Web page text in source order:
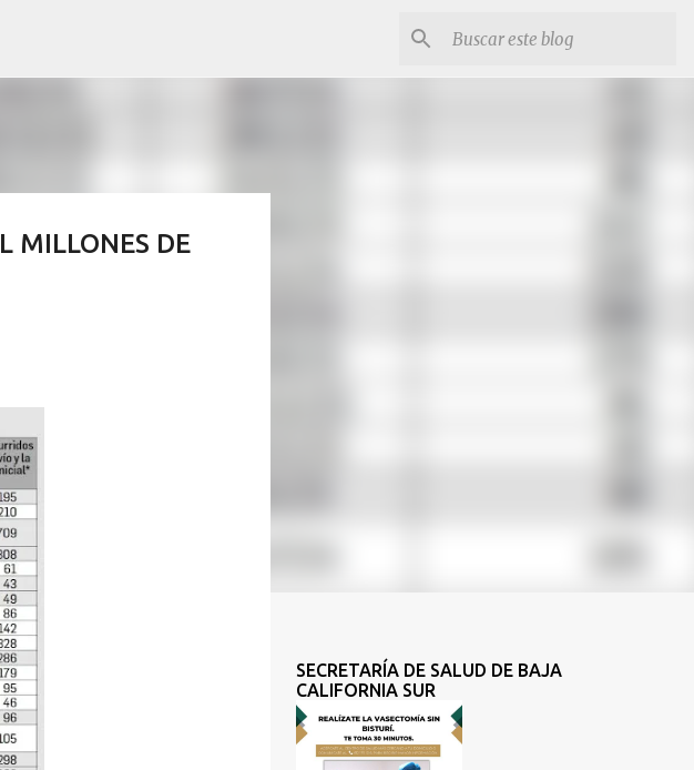
MILLONES DE
SECRETARÍA DE SALUD DE BAJA
CALIFORNIA SUR